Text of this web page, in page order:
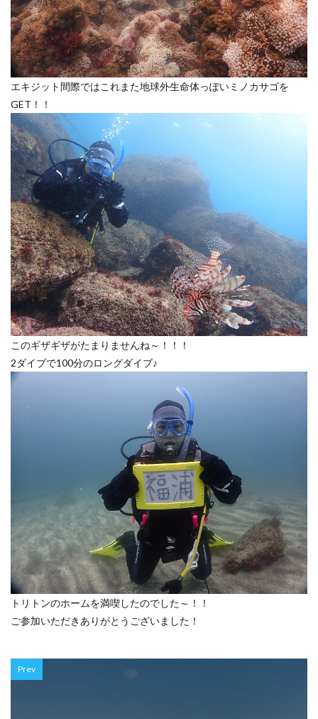
エキジット間際ではこれまた地球外生命体っぽいミノカサゴを
GET！！
このギザギザがたまりませんね～！！！
2ダイブで100分のロングダイブ♪
トリトンのホームを満喫したのでした～！！
ご参加いただきありがとうございました！
Prev